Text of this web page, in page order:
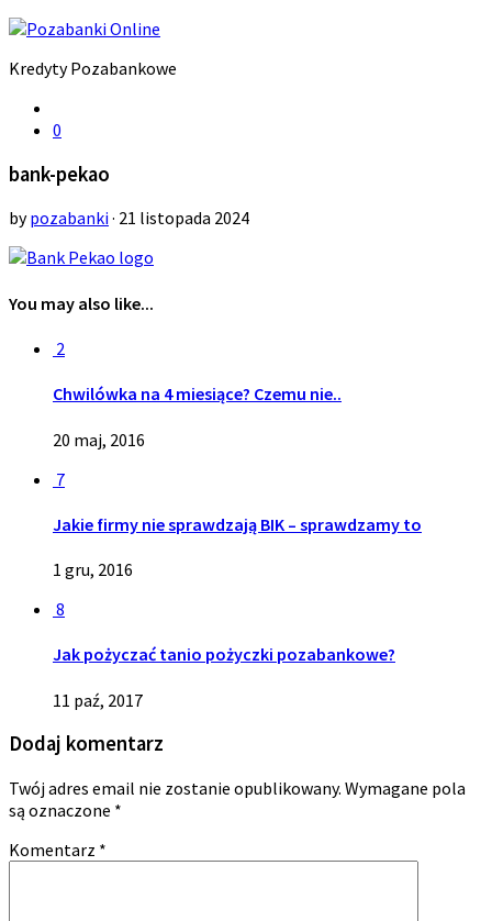
Kredyty Pozabankowe
0
bank-pekao
bypozabanki· 21 listopada 2024
You may also like...
2
Chwilówka na 4 miesiące? Czemu nie..
20 maj, 2016
7
Jakie firmy nie sprawdzają BIK – sprawdzamy to
1 gru, 2016
8
Jak pożyczać tanio pożyczki pozabankowe?
11 paź, 2017
Dodaj komentarz
Twój adres email nie zostanie opublikowany. Wymagane pola
są oznaczone *
Komentarz *